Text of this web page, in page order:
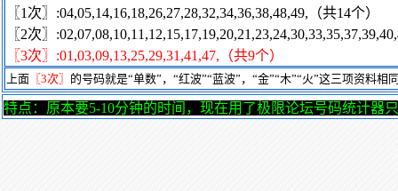
〖1次〗:04,05,14,16,18,26,27,28,32,34,36,38,48,49,（共14个）
〖2次〗
〖3次〗:01,03,09,13,25,29,31,41,47,（共9个）
上面 〖3次〗 的号码就是“单数”，“红波”“蓝波”，“金”“木”“火”这三项资料相
特点：原本要5-10分钟的时间，现在用了极限论坛号码统计器